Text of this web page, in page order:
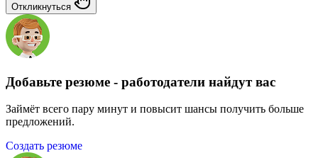
Откликнуться
Добавьте резюме - работодатели найдут вас
Займёт всего пару минут и повысит шансы получить больше
предложений.
Создать резюме